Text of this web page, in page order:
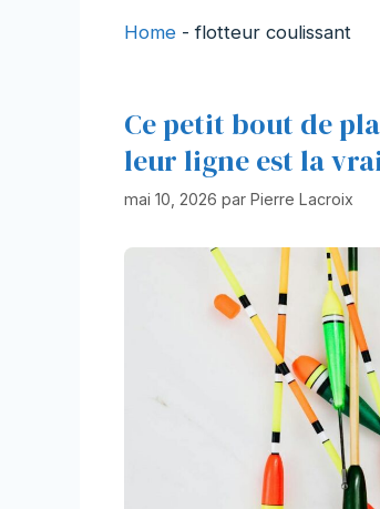
Home -flotteur coulissant
Ce petit bout de
leur ligne est la
mai 10, 2026 par Pierre Lacroix